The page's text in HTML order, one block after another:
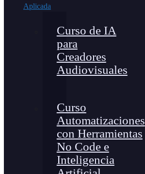
Aplicada
Curso de IA
para
Creadores
Audiovisuales
Curso
Automatizaciones
con Herramientas
No Code e
Inteligencia